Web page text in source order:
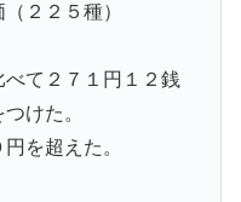
２２５種）
て２７１円１２銭
けた。
を超えた。